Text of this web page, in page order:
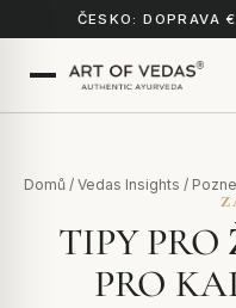
ČESKO: DOPRAVA
Domů / Vedas Insights /
TIPY
PRO